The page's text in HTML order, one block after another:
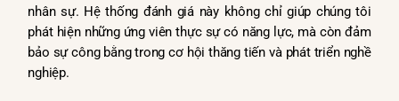
nhân sự. Hệ thống đánh giá này không chỉ giúp chúng tôi
phát hiện những ứng viên thực sự có năng lực, mà còn đảm
bảo sự công bằng trong cơ hội thăng tiến và phát triển nghề
nghiệp.